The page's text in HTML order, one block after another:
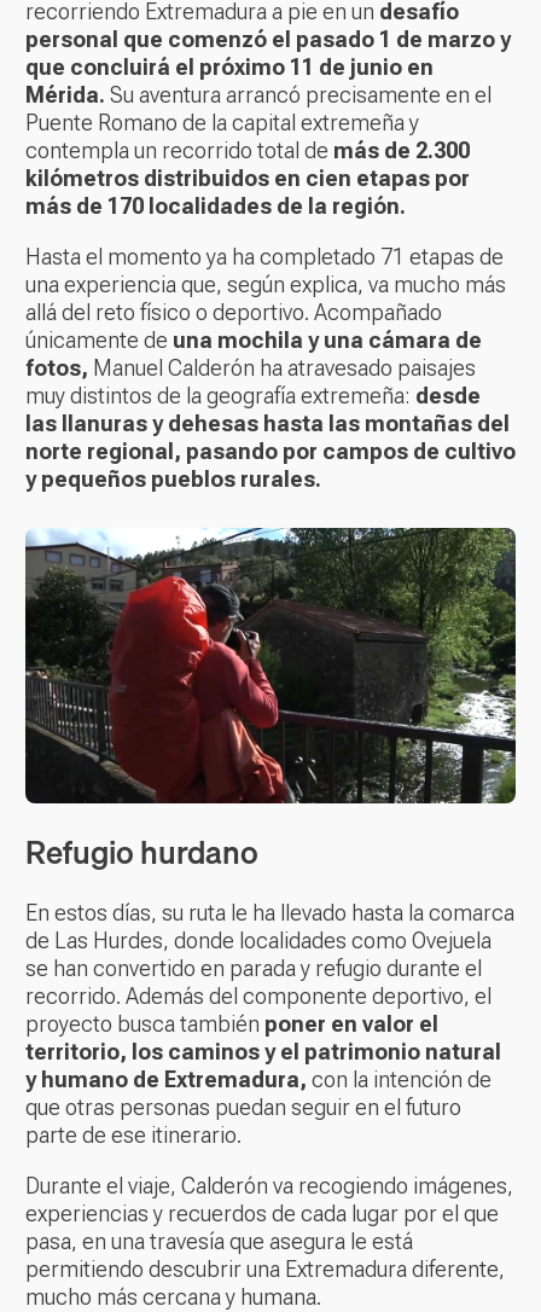
recorriendo Extremadura a pie en un desafío
personal que comenzó el pasado 1 de marzo y
que concluirá el próximo 11 de junio en
Mérida. Su aventura arrancó precisamente en el
Puente Romano de la capital extremeña y
contempla un recorrido total de más de 2.300
kilómetros distribuidos en cien etapas por
más de 170 localidades de la región.
Hasta el momento ya ha completado 71 etapas de
una experiencia que, según explica, va mucho más
allá del reto físico o deportivo. Acompañado
únicamente de una mochila y una cámara de
fotos, Manuel Calderón ha atravesado paisajes
muy distintos de la geografía extremeña: desde
las llanuras y dehesas hasta las montañas del
norte regional, pasando por campos de cultivo
y pequeños pueblos rurales.
Refugio hurdano
En estos días, su ruta le ha llevado hasta la comarca
de Las Hurdes, donde localidades como Ovejuela
se han convertido en parada y refugio durante el
recorrido. Además del componente deportivo, el
proyecto busca también poner en valor el
territorio, los caminos y el patrimonio natural
y humano de Extremadura, con la intención de
que otras personas puedan seguir en el futuro
parte de ese itinerario.
Durante el viaje, Calderón va recogiendo imágenes,
experiencias y recuerdos de cada lugar por el que
pasa, en una travesía que asegura le está
permitiendo descubrir una Extremadura diferente,
mucho más cercana y humana.